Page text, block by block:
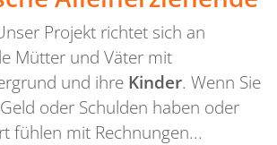
Projekt richtet sich an
Mütter und Väter mit
und ihre Kinder. Wenn Sie
oder Schulden haben oder
fühlen mit Rechnungen...